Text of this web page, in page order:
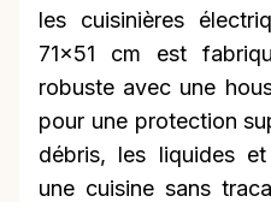
les cuisinières
71x51 cm est
robuste avec une
pour une protection
débris, les liquides
une cuisine sans